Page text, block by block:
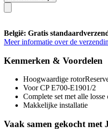
België: Gratis
Meer informatie over de
Kenmerken & Voordelen
Hoogwaardige
Voor CP E700-E1901/2
Complete set met alle
Makkelijke installatie
Vaak samen gekocht